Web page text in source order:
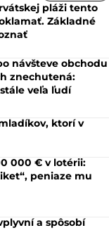
pláži tento
Základné
návšteve obchodu
znechutená:
veľa ľudí
ktorí v
000 € v lotérii:
peniaze mu
a spôsobí